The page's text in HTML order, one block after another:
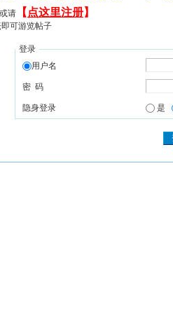
请 【 点这里注册】
可游览帖子
登录
用户名
密 码
隐身登录 是